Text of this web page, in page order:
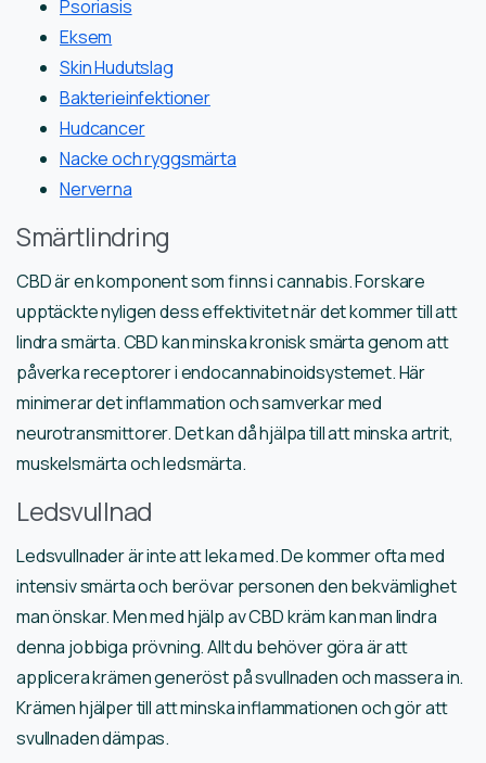
Psoriasis
Eksem
Skin Hudutslag
Bakterieinfektioner
Hudcancer
Nacke och ryggsmärta
Nerverna
Smärtlindring
CBD är en komponent som finns i cannabis. Forskare
upptäckte nyligen dess effektivitet när det kommer till att
lindra smärta. CBD kan minska kronisk smärta genom att
påverka receptorer i endocannabinoidsystemet. Här
minimerar det inflammation och samverkar med
neurotransmittorer. Det kan då hjälpa till att minska artrit,
muskelsmärta och ledsmärta.
Ledsvullnad
Ledsvullnader är inte att leka med. De kommer ofta med
intensiv smärta och berövar personen den bekvämlighet
man önskar. Men med hjälp av CBD kräm kan man lindra
denna jobbiga prövning. Allt du behöver göra är att
applicera krämen generöst på svullnaden och massera in.
Krämen hjälper till att minska inflammationen och gör att
svullnaden dämpas.